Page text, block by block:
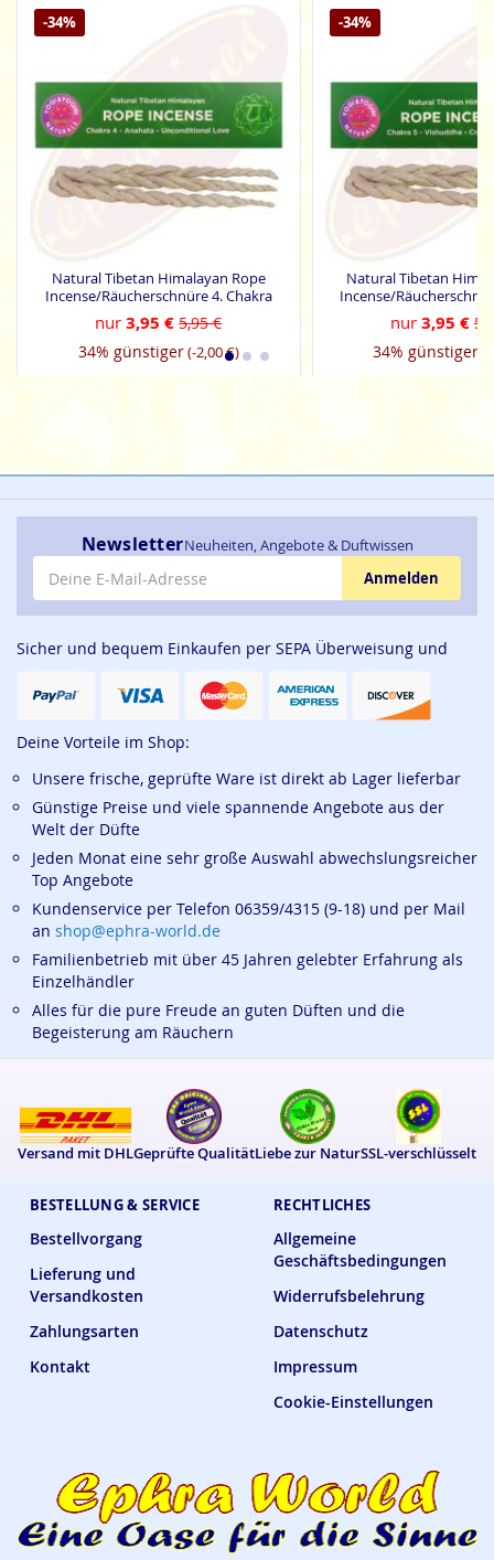
-34%
Natural Tibetan Himalayan Rope
Incense/Räucherschnüre 4. Chakra
nur3,95 € 5,95 €
34% günstiger(-2,00 €)
-34%
Natural Tibetan
Incense/
nur 3,95 €
34% günstiger
BESTELLUNG & SERVICE
Bestellvorgang
Lieferung und
Versandkosten
Zahlungsarten
Kontakt
RECHTLICHES
Allgemeine
Geschäftsbedingungen
Widerrufsbelehrung
Datenschutz
Impressum
Cookie-Einstellungen
NewsletterNeuheiten, Angebote & Duftwissen
Anmelden
Sicher und bequem Einkaufen per SEPA Überweisung und
Deine Vorteile im Shop:
Unsere frische, geprüfte Ware ist direkt ab Lager lieferbar
Günstige Preise und viele spannende Angebote aus der
Welt der Düfte
Jeden Monat eine sehr große Auswahl abwechslungsreicher
Top Angebote
Kundenservice per Telefon 06359/4315 (9-18) und per Mail
an shop@ephra-world.de
Familienbetrieb mit über 45 Jahren gelebter Erfahrung als
Einzelhändler
Alles für die pure Freude an guten Düften und die
Begeisterung am Räuchern
Versand mit DHLGeprüfte QualitätLiebe zur NaturSSL-verschlüsselt